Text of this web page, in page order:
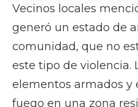
Vecinos locales
generó un estado de
comunidad, que no
este tipo de violencia.
elementos armados y
fuego en una zona